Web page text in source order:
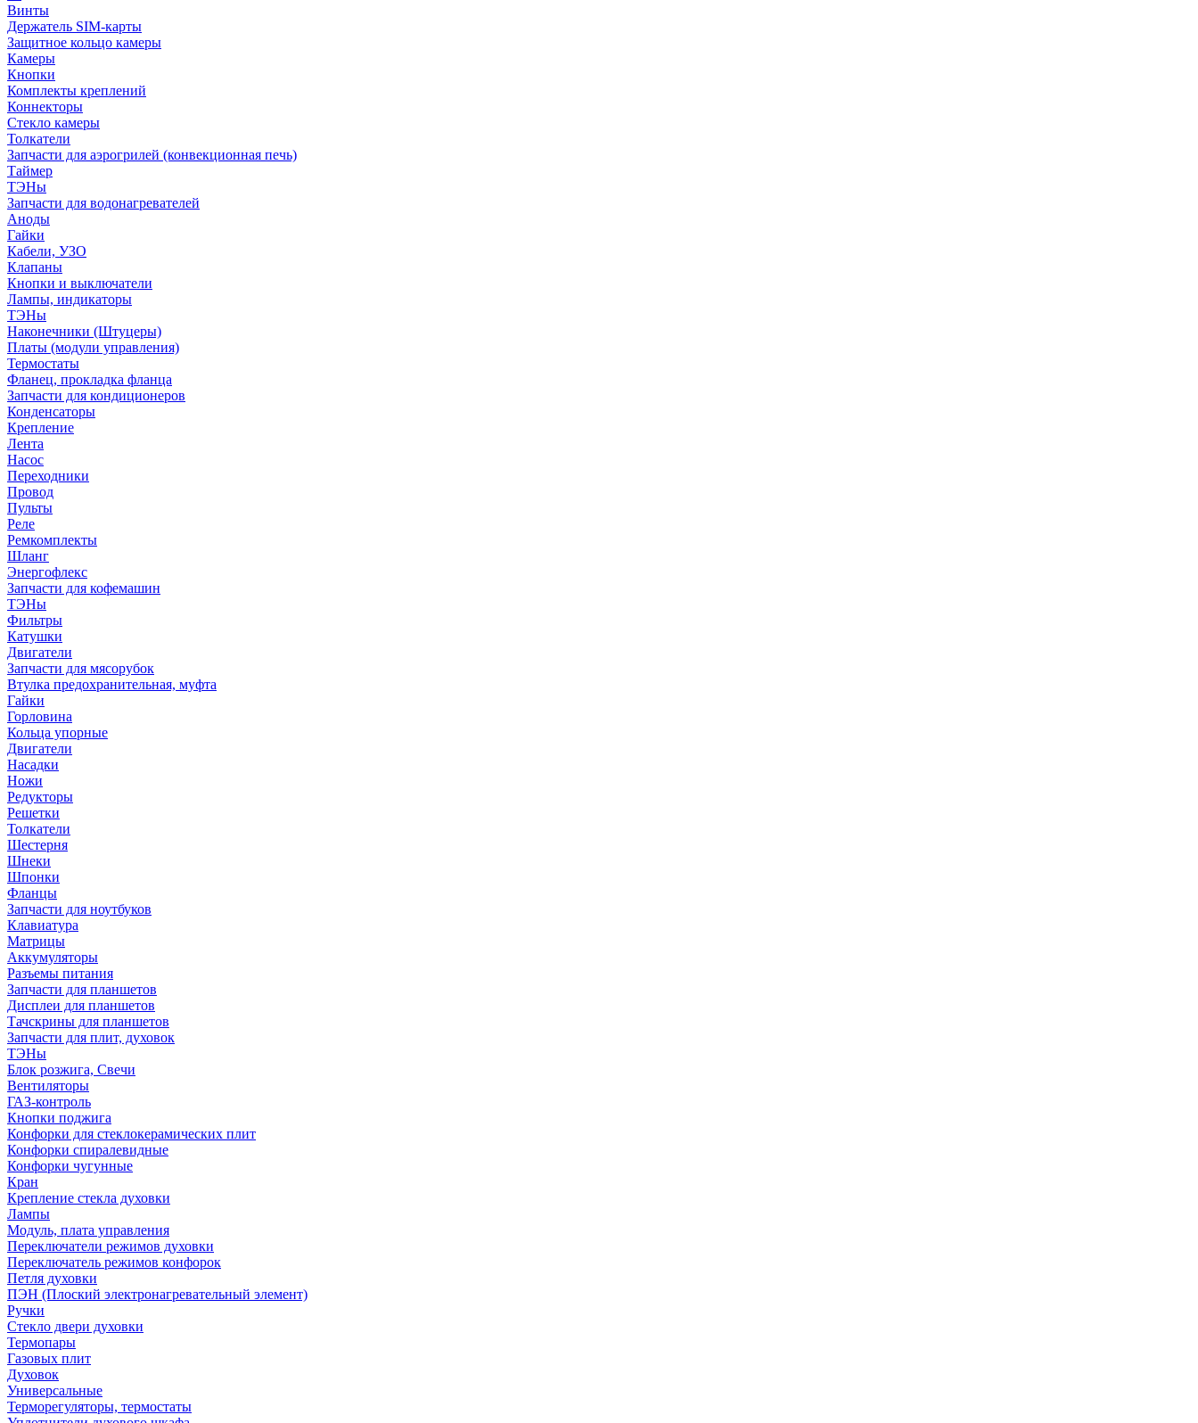
Винты
Держатель SIM-карты
Защитное кольцо камеры
Камеры
Кнопки
Комплекты креплений
Коннекторы
Стекло камеры
Толкатели
Запчасти для аэрогрилей (конвекционная печь)
Таймер
ТЭНы
Запчасти для водонагревателей
Аноды
Гайки
Кабели, УЗО
Клапаны
Кнопки и выключатели
Лампы, индикаторы
ТЭНы
Наконечники (Штуцеры)
Платы (модули управления)
Термостаты
Фланец, прокладка фланца
Запчасти для кондиционеров
Конденсаторы
Крепление
Лента
Насос
Переходники
Провод
Пульты
Реле
Ремкомплекты
Шланг
Энергофлекс
Запчасти для кофемашин
ТЭНы
Фильтры
Катушки
Двигатели
Запчасти для мясорубок
Втулка предохранительная, муфта
Гайки
Горловина
Кольца упорные
Двигатели
Насадки
Ножи
Редукторы
Решетки
Толкатели
Шестерня
Шнеки
Шпонки
Фланцы
Запчасти для ноутбуков
Клавиатура
Матрицы
Аккумуляторы
Разъемы питания
Запчасти для планшетов
Дисплеи для планшетов
Тачскрины для планшетов
Запчасти для плит, духовок
ТЭНы
Блок розжига, Свечи
Вентиляторы
ГАЗ-контроль
Кнопки поджига
Конфорки для стеклокерамических плит
Конфорки спиралевидные
Конфорки чугунные
Кран
Крепление стекла духовки
Лампы
Модуль, плата управления
Переключатели режимов духовки
Переключатель режимов конфорок
Петля духовки
ПЭН (Плоский электронагревательный элемент)
Ручки
Стекло двери духовки
Термопары
Газовых плит
Духовок
Универсальные
Терморегуляторы, термостаты